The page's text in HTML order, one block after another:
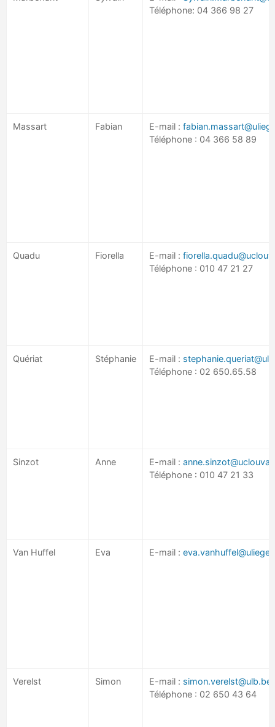
Téléphone: 04 366 98 27
Massart Fabian E-mail :
Téléphone : 04 366 58 89
Quadu Fiorella E-mail :
Téléphone : 010 47 21 27
Quériat Stéphanie E-mail :
Téléphone : 02 650.65.58
Sinzot Anne E-mail :
Téléphone : 010 47 21 33
Van Huffel Eva E-mail :
Verelst Simon E-mail : simon.verelst@ulb.be
Téléphone : 02 650 43 64